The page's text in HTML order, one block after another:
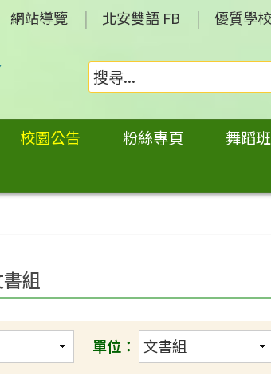
網站導覽 北安雙語 FB 優質學
校園公告 粉絲專頁 舞蹈
組
單位：